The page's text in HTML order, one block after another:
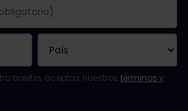
de email es obligatorio.
es válida.
suscribirte al boletín. Vuelve a intentarlo
boletín!
condiciones para suscribirte al boletín
boletín, aceptas nuestros términos y